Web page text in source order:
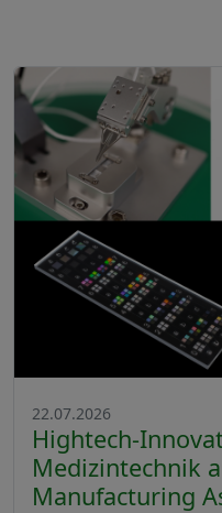
22.07.2026
Hightech-
Medizintechnik
Manufacturing